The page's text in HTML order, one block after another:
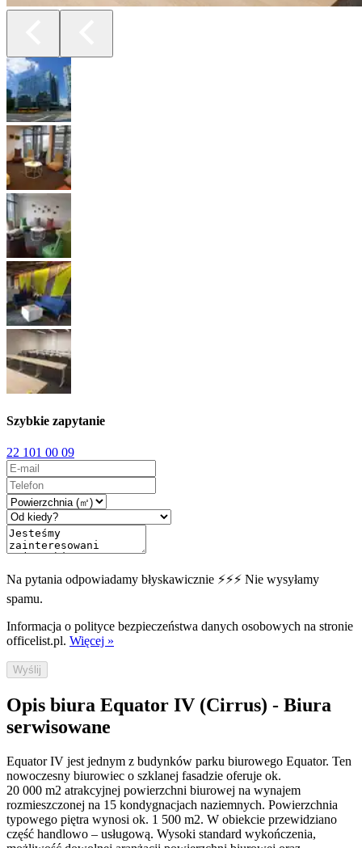
Szybkie zapytanie
22 101 00 09
Na pytania odpowiadamy błyskawicznie ⚡⚡⚡ Nie wysyłamy
spamu.
Informacja o polityce bezpieczeństwa danych osobowych na stronie
officelist.pl. Więcej »
Wyślij
Opis biura Equator IV (Cirrus) - Biura
serwisowane
Equator IV jest jednym z budynków parku biurowego Equator. Ten
nowoczesny biurowiec o szklanej fasadzie oferuje ok.
20 000 m2 atrakcyjnej powierzchni biurowej na wynajem
rozmieszczonej na 15 kondygnacjach naziemnych. Powierzchnia
typowego piętra wynosi ok. 1 500 m2. W obiekcie przewidziano
część handlowo – usługową. Wysoki standard wykończenia,